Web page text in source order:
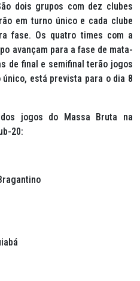
dois grupos com dez clubes
em turno único e cada clube
fase. Os quatro times com a
avançam para a fase de mata-
de final e semifinal terão jogos
está prevista para o dia 8
jogos do Massa Bruta na
20: